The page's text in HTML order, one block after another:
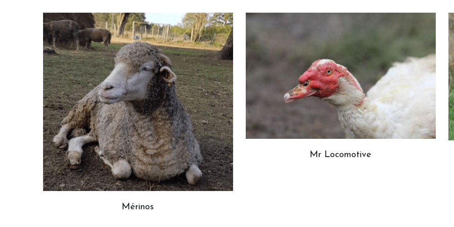
Mérinos
Mr Locomotive